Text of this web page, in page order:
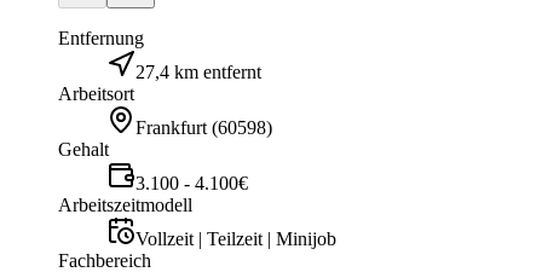
Entfernung
27,4 km entfernt
Arbeitsort
Frankfurt (60598)
Gehalt
3.100 - 4.100€
Arbeitszeitmodell
Vollzeit | Teilzeit | Minijob
Fachbereich